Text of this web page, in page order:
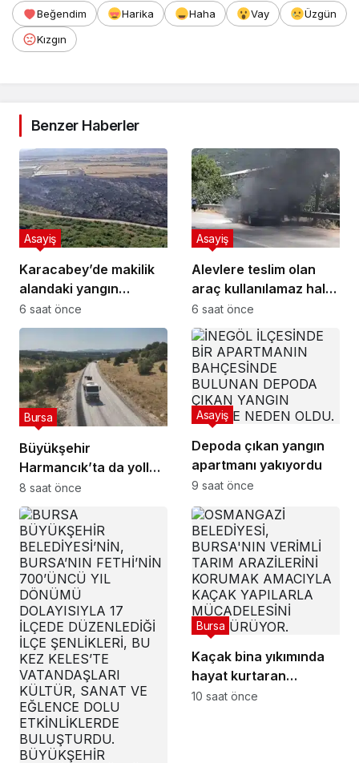
Beğendim Harika Haha Vay
Üzgün
Kızgın
Benzer Haberler
Karacabey’de makilik
alandaki yangın
fabrikaya ulaşmadan
söndürüldü
Asayiş
6 saat önce
Alevlere teslim olan
araç kullanılamaz hale
geldi
Asayiş
6 saat önce
Büyükşehir
Harmancık’ta da yolları
yeniliyor
Bursa
8 saat önce
Depoda çıkan yangın
apartmanı yakıyordu
Asayiş
9 saat önce
Kaçak bina yıkımında
hayat kurtaran
müdahale
Bursa
10 saat önce